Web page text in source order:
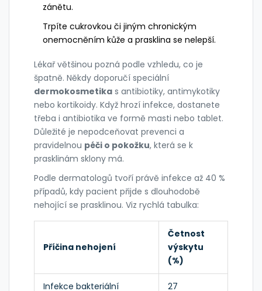
zánětu.
Trpíte cukrovkou či jiným chronickým
onemocněním kůže a prasklina se nelepší.
Lékař většinou pozná podle vzhledu, co je
špatně. Někdy doporučí speciální
dermokosmetika s antibiotiky, antimykotiky
nebo kortikoidy. Když hrozí infekce, dostanete
třeba i antibiotika ve formě masti nebo tablet.
Důležité je nepodceňovat prevenci a
pravidelnou péči o pokožku, která se k
prasklinám sklony má.
Podle dermatologů tvoří právě infekce až 40 %
případů, kdy pacient přijde s dlouhodobě
nehojící se prasklinou. Viz rychlá tabulka:
Příčina nehojení
Četnost
výskytu
(%)
Infekce bakteriální 27